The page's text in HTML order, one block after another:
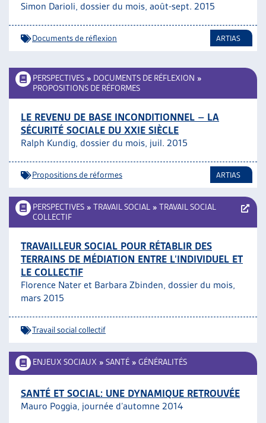
Simon Darioli, dossier du mois, août-sept. 2015
Documents de réflexion ARTIAS
PERSPECTIVES » DOCUMENTS DE RÉFLEXION »
PROPOSITIONS DE RÉFORMES
LE REVENU DE BASE INCONDITIONNEL – LA
SÉCURITÉ SOCIALE DU XXIE SIÈCLE
Ralph Kundig, dossier du mois, juil. 2015
Propositions de réformes ARTIAS
PERSPECTIVES » TRAVAIL SOCIAL » TRAVAIL SOCIAL
COLLECTIF
TRAVAILLEUR SOCIAL POUR RÉTABLIR DES
TERRAINS DE MÉDIATION ENTRE L’INDIVIDUEL ET
LE COLLECTIF
Florence Nater et Barbara Zbinden, dossier du mois,
mars 2015
Travail social collectif
ENJEUX SOCIAUX » SANTÉ » GÉNÉRALITÉS
SANTÉ ET SOCIAL: UNE DYNAMIQUE RETROUVÉE
Mauro Poggia, journée d’automne 2014